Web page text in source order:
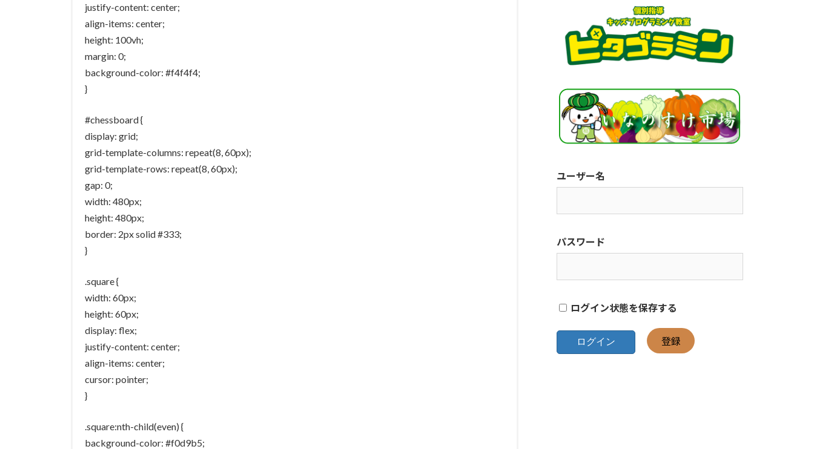
justify-content: center;
align-items: center;
height: 100vh;
margin: 0;
background-color: #f4f4f4;
}
#chessboard {
display: grid;
grid-template-columns: repeat(8, 60px);
grid-template-rows: repeat(8, 60px);
gap: 0;
width: 480px;
height: 480px;
border: 2px solid #333;
}
.square {
width: 60px;
height: 60px;
display: flex;
justify-content: center;
align-items: center;
cursor: pointer;
}
.square:nth-child(even) {
background-color: #f0d9b5;
ユーザー名
パスワード
ログイン状態を保存する
登録